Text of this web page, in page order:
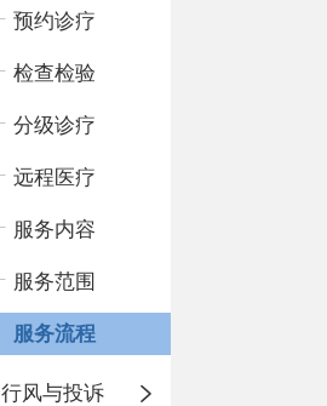
预约诊疗
检查检验
分级诊疗
远程医疗
服务内容
服务范围
服务流程
行风与投诉